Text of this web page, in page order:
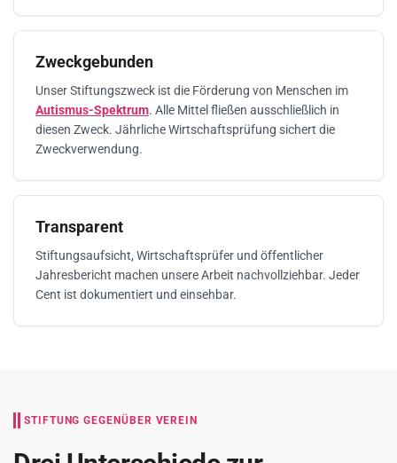
Zweckgebunden
Unser Stiftungszweck ist die Förderung von Menschen im
Autismus-Spektrum. Alle Mittel fließen ausschließlich in
diesen Zweck. Jährliche Wirtschaftsprüfung sichert die
Zweckverwendung.
Transparent
Stiftungsaufsicht, Wirtschaftsprüfer und öffentlicher
Jahresbericht machen unsere Arbeit nachvollziehbar. Jeder
Cent ist dokumentiert und einsehbar.
STIFTUNG GEGENÜBER VEREIN